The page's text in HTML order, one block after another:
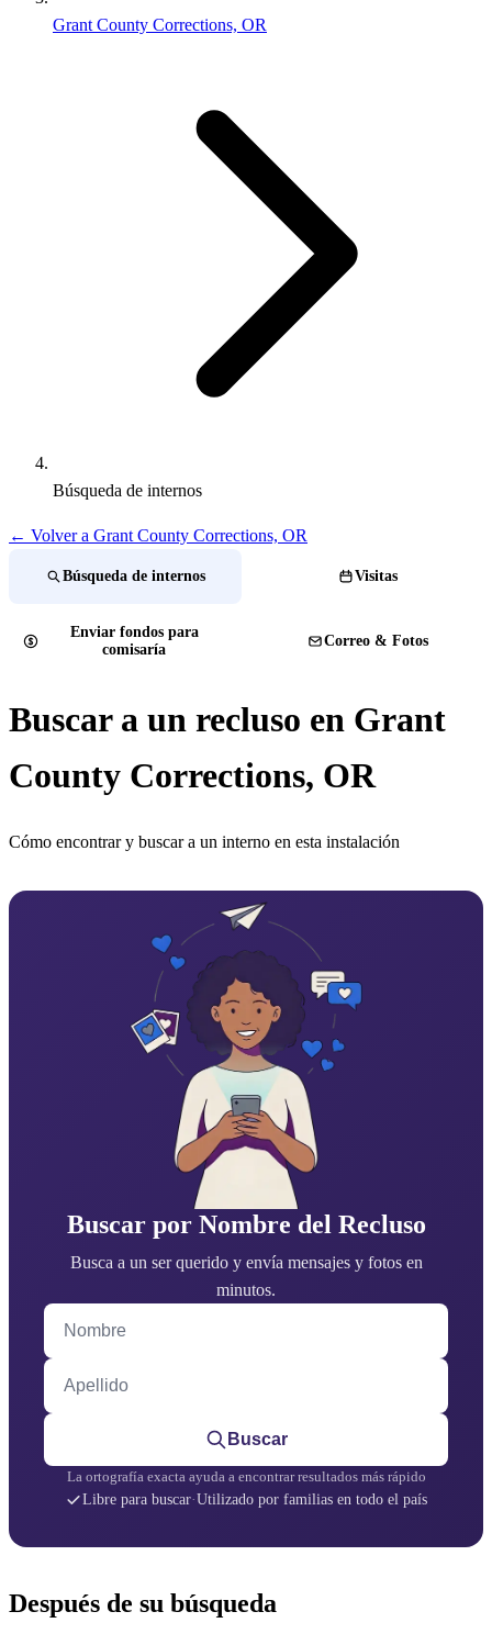
Grant County Corrections, OR
Búsqueda de internos
← Volver a Grant County Corrections, OR
Búsqueda de internos Visitas
Enviar fondos para
comisaría
Correo & Fotos
Buscar a un recluso en Grant
County Corrections, OR
Cómo encontrar y buscar a un interno en esta instalación
Buscar por Nombre del Recluso
Busca a un ser querido y envía mensajes y fotos en
minutos.
Nombre
Apellido
Buscar
La ortografía exacta ayuda a encontrar resultados más rápido
Libre para buscar·Utilizado por familias en todo el país
Después de su búsqueda